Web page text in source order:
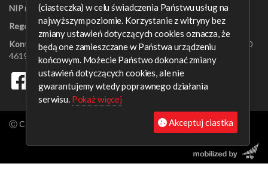
NIP nr:
526-16-67-131
Regon nr:001408329
Konto bankowe:PEKAO SA o/Warszawa 09 1240 6218 1111 0000
4619 0314
Ⓒ Copyright aleksanderb 2026. All rights reserved.
(ciasteczka) w celu świadczenia Państwu usług na
najwyższym poziomie. Korzystanie z witryny bez
zmiany ustawień dotyczących cookies oznacza, że
będą one zamieszczane w Państwa urządzeniu
końcowym. Możecie Państwo dokonać zmiany
ustawień dotyczących cookies, ale nie
gwarantujemy wtedy poprawnego działania
serwisu. Pokaż więcej
Akceptuj ciastka